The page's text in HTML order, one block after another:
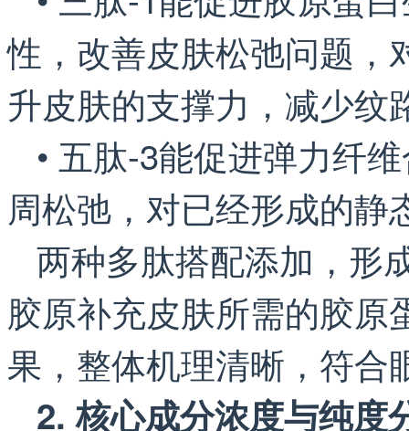
性，改善皮肤松弛问题，
升皮肤的支撑力，减少纹
• 五肽-3能促进弹力纤
周松弛，对已经形成的
两种多肽搭配添加，形
胶原补充皮肤所需的胶
果，整体机理清晰，符合
2. 核心成分浓度与纯度